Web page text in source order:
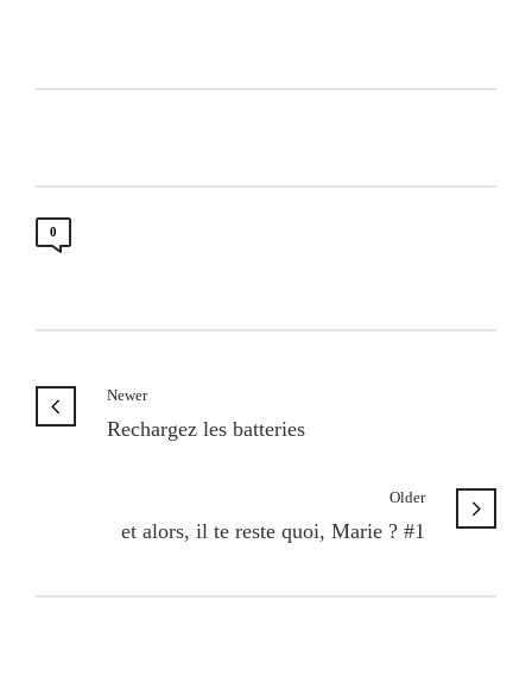
0
Newer
Rechargez les batteries
Older
et alors, il te reste quoi, Marie ? #1